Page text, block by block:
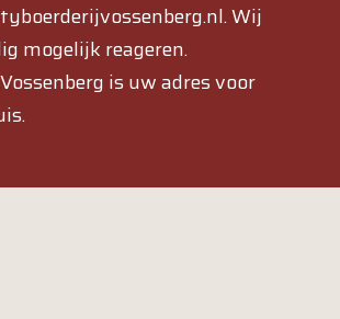
Wij
mogelijk reageren.
is uw adres voor